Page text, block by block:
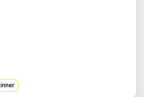
Datei (z.B. DXF) auf
oder am Wochenende statt,
Interesse. Individuelle
Absprache möglich.